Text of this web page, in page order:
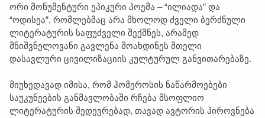
ორი მონუმენტური ეპიკური პოემა – “ილიადა” და
“ოდისეა”, რომლებმაც არა მხოლოდ ძველი ბერძნული
ლიტერატურის საფუძველი შექმნეს, არამედ
მნიშვნელოვანი გავლენა მოახდინეს მთელი
დასავლური ცივილიზაციის კულტურულ განვითარებაზე.
მიუხედავად იმისა, რომ ჰომეროსის ნაწარმოებები
საუკუნეების განმავლობაში რჩება მსოფლიო
ლიტერატურის შედევრებად, თავად ავტორის პიროვნება